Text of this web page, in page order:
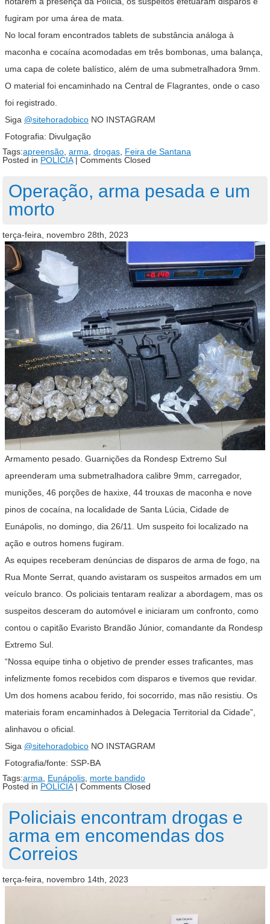
fugiram por uma área de mata.
No local foram encontrados tablets de substância análoga à
maconha e cocaína acomodadas em três bombonas, uma balança,
uma capa de colete balístico, além de uma submetralhadora 9mm.
O material foi encaminhado na Central de Flagrantes, onde o caso
foi registrado.
Siga @sitehoradobico NO INSTAGRAM
Fotografia: Divulgação
Tags:apreensão, arma, drogas, Feira de Santana
Posted in POLÍCIA| Comments Closed
Operação, arma pesada e um
morto
terça-feira, novembro 28th, 2023
Armamento pesado. Guarnições da Rondesp Extremo Sul
apreenderam uma submetralhadora calibre 9mm, carregador,
munições, 46 porções de haxixe, 44 trouxas de maconha e nove
pinos de cocaína, na localidade de Santa Lúcia, Cidade de
Eunápolis, no domingo, dia 26/11. Um suspeito foi localizado na
ação e outros homens fugiram.
As equipes receberam denúncias de disparos de arma de fogo, na
Rua Monte Serrat, quando avistaram os suspeitos armados em um
veículo branco. Os policiais tentaram realizar a abordagem, mas os
suspeitos desceram do automóvel e iniciaram um confronto, como
contou o capitão Evaristo Brandão Júnior, comandante da Rondesp
Extremo Sul.
“Nossa equipe tinha o objetivo de prender esses traficantes, mas
infelizmente fomos recebidos com disparos e tivemos que revidar.
Um dos homens acabou ferido, foi socorrido, mas não resistiu. Os
materiais foram encaminhados à Delegacia Territorial da Cidade”,
alinhavou o oficial.
Siga @sitehoradobico NO INSTAGRAM
Fotografia/fonte: SSP-BA
Tags:arma Eunápolis morte bandido
Posted in POLÍCIA| Comments Closed
Policiais encontram drogas e
arma em encomendas dos
Correios
terça-feira, novembro 14th, 2023